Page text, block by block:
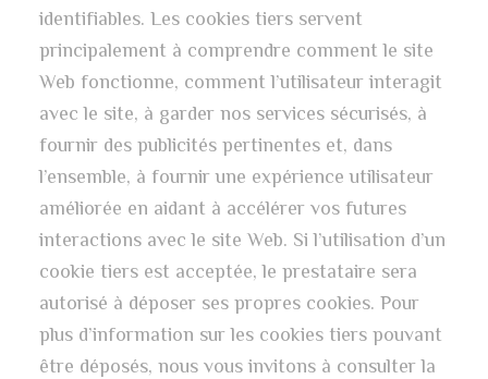
identifiables. Les cookies tiers servent
principalement à comprendre comment le site
Web fonctionne, comment l’utilisateur interagit
avec le site, à garder nos services sécurisés, à
fournir des publicités pertinentes et, dans
l’ensemble, à fournir une expérience utilisateur
améliorée en aidant à accélérer vos futures
interactions avec le site Web. Si l’utilisation d’un
cookie tiers est acceptée, le prestataire sera
autorisé à déposer ses propres cookies. Pour
plus d’information sur les cookies tiers pouvant
être déposés, nous vous invitons à consulter la